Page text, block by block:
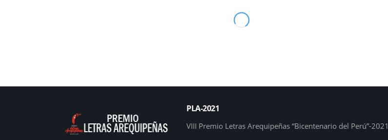
PLA-2021
VIII Premio Letras Arequipeñas “Bicentenario del Perú”-2021